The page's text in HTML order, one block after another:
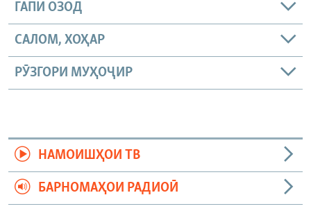
ГАПИ ОЗОД
САЛОМ, ХОҲАР
РӮЗГОРИ МУҲОҶИР
НАМОИШҲОИ ТВ
БАРНОМАҲОИ РАДИОӢ